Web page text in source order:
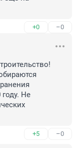
+0 –0
Не
+5 –0